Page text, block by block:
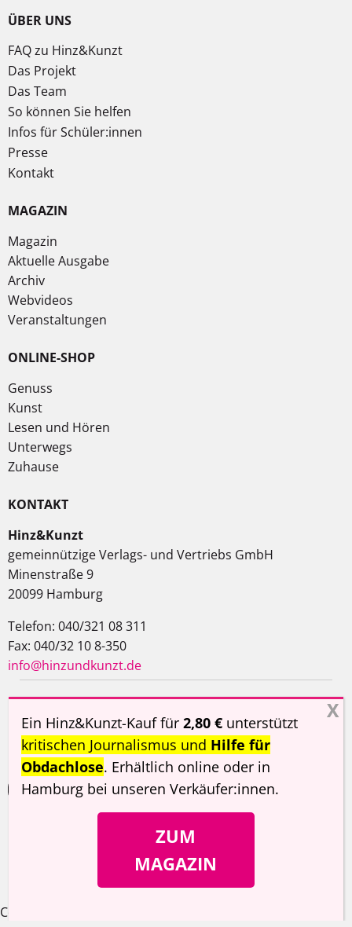
ÜBER UNS
FAQ zu Hinz&Kunzt
Das Projekt
Das Team
So können Sie helfen
Infos für Schüler:innen
Presse
Kontakt
MAGAZIN
Magazin
Aktuelle Ausgabe
Archiv
Webvideos
Veranstaltungen
ONLINE-SHOP
Genuss
Kunst
Lesen und Hören
Unterwegs
Zuhause
KONTAKT
Hinz&Kunzt
gemeinnützige Verlags- und Vertriebs GmbH
Minenstraße 9
20099 Hamburg
Telefon: 040/321 08 311
Fax: 040/32 10 8-350
info@hinzundkunzt.de
Impressum AGB
Datenschutzerklärung
Haftungsausschluss
Hinz&Kunzt2026
Ein Hinz&Kunzt-Kauf für2,80 € unterstützt
kritischen Journalismus und Hilfe für
Obdachlose. Erhältlich online oder in
Hamburg bei unseren Verkäufer:innen.
ZUM
MAGAZIN
Cookie Consent Banner von Real Cookie Banner